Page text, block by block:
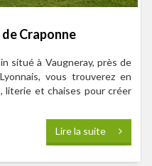
Craponne
situé à Vaugneray, près de
vous trouverez en
literie et chaises pour créer
Lire la suite